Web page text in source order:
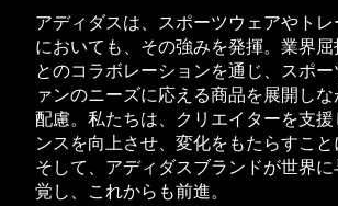
アディダスは、スポーツウェアやト
においても、その強みを発揮。業界
とのコラボレーションを通じ、スポ
ァンのニーズに応える商品を展開し
配慮。私たちは、クリエイターを支
ンスを向上させ、変化をもたらすこと
そして、アディダスブランドが世界に
覚し、これからも前進。